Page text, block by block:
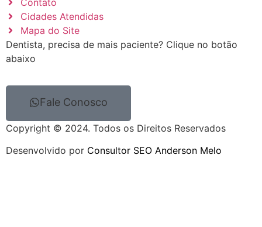
Cidades Atendidas
Mapa do Site
Dentista, precisa de mais paciente? Clique no botão
abaixo
Fale Conosco
Desenvolvido por Consultor SEO Anderson Melo
Copyright © 2024. Todos os Direitos Reservados